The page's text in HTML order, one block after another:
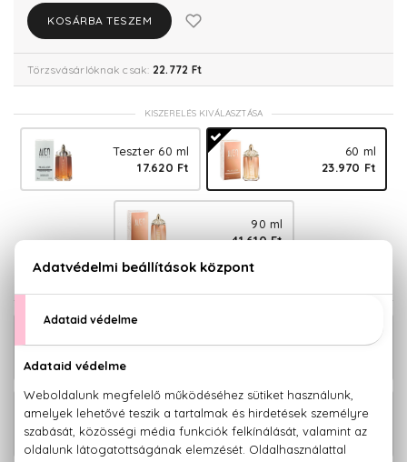
KOSÁRBA TESZEM
Törzsvásárlóknak csak: 22.772 Ft
KISZERELÉS KIVÁLASZTÁSA
Teszter 60 ml
17.620 Ft
60 ml
23.970 Ft
90 ml
41.610 Ft
15.430 Ft -
Alien Goddess Utántölthető Eau De
Parfum Zsebparfüm 10 ml
7.960 Ft